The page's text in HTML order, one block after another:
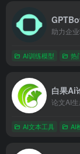
助力企
AI训练模型 热
白果Ai
AI文本工具 AI